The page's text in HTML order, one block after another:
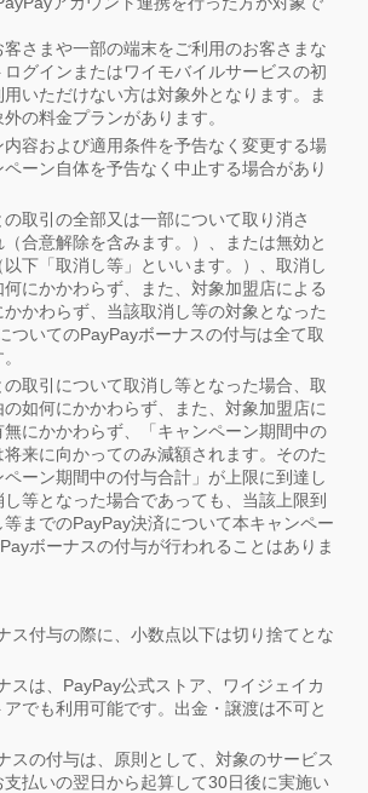
さまや一部の端末をご利用のお客さまな
ログインまたはワイモバイルサービスの初
いただけない方は対象外となります。ま
の料金プランがあります。
内容および適用条件を予告なく変更する場
ーン自体を予告なく中止する場合があり
取引の全部又は一部について取り消さ
合意解除を含みます。）、または無効と
下「取消し等」といいます。）、取消し
にかかわらず、また、対象加盟店による
かわらず、当該取消し等の対象となった
ついてのPayPayボーナスの付与は全て取
取引について取消し等となった場合、取
如何にかかわらず、また、対象加盟店に
無にかかわらず、「キャンペーン期間中の
来に向かってのみ減額されます。そのた
ーン期間中の付与合計」が上限に到達し
等となった場合であっても、当該上限到
までのPayPay決済について本キャンペー
ボーナスの付与が行われることはありま
ス付与の際に、小数点以下は切り捨てとな
スは、PayPay公式ストア、ワイジェイカ
でも利用可能です。出金・譲渡は不可と
スの付与は、原則として、対象のサービス
支払いの翌日から起算して30日後に実施い